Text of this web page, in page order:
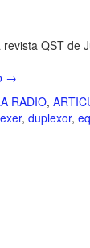
revista QST de
→
RADIO,
, duplexor,